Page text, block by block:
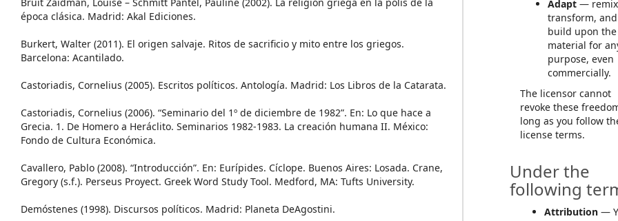
época clásica. Madrid: Akal Ediciones.
Burkert, Walter (2011). El origen salvaje. Ritos de sacrificio y mito entre los griegos.
Barcelona: Acantilado.
Castoriadis, Cornelius (2005). Escritos políticos. Antología. Madrid: Los Libros de la Catarata.
Castoriadis, Cornelius (2006). “Seminario del 1º de diciembre de 1982”. En: Lo que hace a
Grecia. 1. De Homero a Heráclito. Seminarios 1982-1983. La creación humana II. México:
Fondo de Cultura Económica.
Cavallero, Pablo (2008). “Introducción”. En: Eurípides. Cíclope. Buenos Aires: Losada. Crane,
Gregory (s.f.). Perseus Proyect. Greek Word Study Tool. Medford, MA: Tufts University.
Demóstenes (1998). Discursos políticos. Madrid: Planeta DeAgostini.
Adapt —
transform, and
build upon the
material for
purpose, even
commercially.
The licensor cannot
revoke these
long as you follow
license terms.
Under the
following
Attribution —